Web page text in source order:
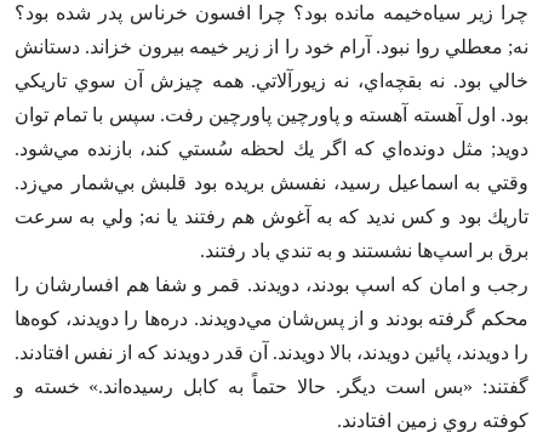
چرا زير سياه‌خيمه مانده بود؟ چرا افسون خرناس پدر شده بود؟
نه‌; معطلي روا نبود. آرام خود را از زير خيمه بيرون خزاند. دستانش
خالي بود. نه بقچه‌اي‌، نه زيورآلاتي‌. همه چيزش آن سوي تاريكي
بود. اول آهسته آهسته و پاورچين پاورچين رفت‌. سپس با تمام توان
دويد; مثل دونده‌اي كه اگر يك لحظه سُستي كند، بازنده مي‌شود.
وقتي به اسماعيل رسيد، نفسش بريده بود قلبش بي‌شمار مي‌زد.
تاريك بود و كس نديد كه به آغوش هم رفتند يا نه‌; ولي به سرعت
برق بر اسپ‌ها نشستند و به تندي باد رفتند.
رجب و امان كه اسپ بودند، دويدند. قمر و شفا هم افسارشان را
محكم گرفته بودند و از پس‌شان مي‌دويدند. دره‌ها را دويدند، كوه‌ها
را دويدند، پائين دويدند، بالا دويدند. آن قدر دويدند كه از نفس افتادند.
گفتند: «بس است ديگر. حالا حتماً به كابل رسيده‌اند.» خسته و
كوفته روي زمين افتادند.